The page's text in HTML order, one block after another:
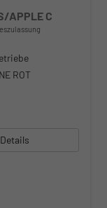
APPLE C
ROT
Details